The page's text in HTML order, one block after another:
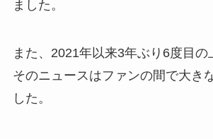
ました。
また、2021年以来3年ぶり6度目の
そのニュースはファンの間で大き
した。